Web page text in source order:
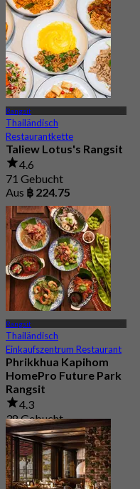
Rangsit
Thailändisch
Restaurantkette
Taliew Lotus's Rangsit
4.6
71 Gebucht
Aus ฿ 224.75
Rangsit
Thailändisch
Einkaufszentrum Restaurant
Phrikkhua Kapihom
HomePro Future Park
Rangsit
4.3
38 Gebucht
Aus฿ 350